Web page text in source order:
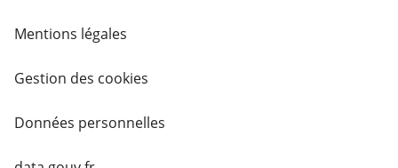
Mentions légales
Gestion des cookies
Données personnelles